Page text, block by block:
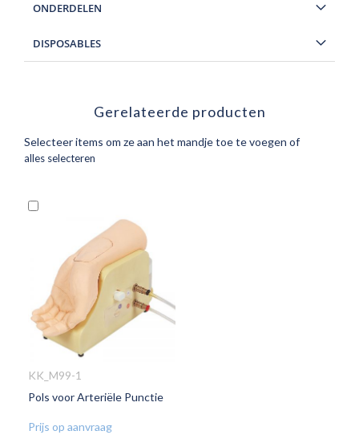
ONDERDELEN
DISPOSABLES
Gerelateerde producten
Selecteer items om ze aan het mandje toe te voegen of
alles selecteren
Winkelwagen
VOEG
AAN
KK_M99-1
Pols voor Arteriële Punctie
Prijs op aanvraag